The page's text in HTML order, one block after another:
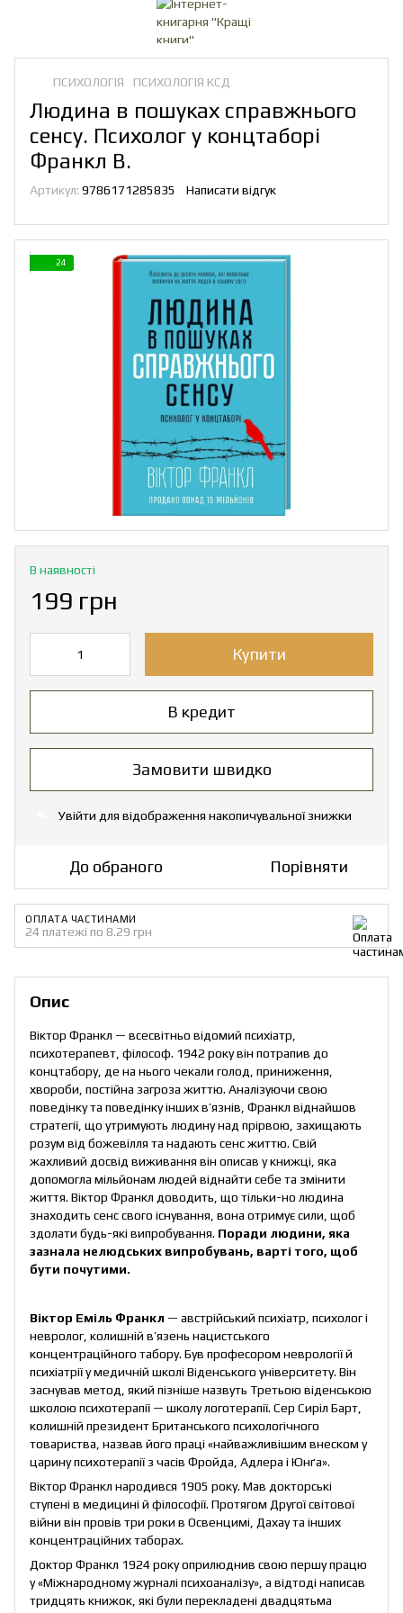
ПСИХОЛОГІЯ ПСИХОЛОГІЯ КСД
Людина в пошуках справжнього
сенсу. Психолог у концтаборі
Франкл В.
Артикул: 9786171285835 Написати відгук
24
В наявності
199 грн
Купити
В кредит
Замовити швидко
Увійти для відображення накопичувальної знижки
До обраного Порівняти
ОПЛАТА ЧАСТИНАМИ
24 платежі по 8.29 грн
Опис
Віктор Франкл — всесвітньо відомий психіатр,
психотерапевт, філософ. 1942 року він потрапив до
концтабору, де на нього чекали голод, приниження,
хвороби, постійна загроза життю. Аналізуючи свою
поведінку та поведінку інших в’язнів, Франкл віднайшов
стратегії, що утримують людину над прірвою, захищають
розум від божевілля та надають сенс життю. Свій
жахливий досвід виживання він описав у книжці, яка
допомогла мільйонам людей віднайти себе та змінити
життя. Віктор Франкл доводить, що тільки-но людина
знаходить сенс свого існування, вона отримує сили, щоб
здолати будь-які випробування. Поради людини, яка
зазнала нелюдських випробувань, варті того, щоб
бути почутими.
Віктор Еміль Франкл — австрійський психіатр, психолог і
невролог, колишній в’язень нацистського
концентраційного табору. Був професором неврології й
психіатрії у медичній школі Віденського університету. Він
заснував метод, який пізніше назвуть Третьою віденською
школою психотерапії — школу логотерапії. Сер Сиріл Барт,
колишній президент Британського психологічного
товариства, назвав його праці «найважливішим внеском у
царину психотерапії з часів Фройда, Адлера і Юнґа».
Віктор Франкл народився 1905 року. Мав докторські
ступені в медицині й філософії. Протягом Другої світової
війни він провів три роки в Освенцимі, Дахау та інших
концентраційних таборах.
Доктор Франкл 1924 року оприлюднив свою першу працю
у «Міжнародному журналі психоаналізу», а відтоді написав
тридцять книжок, які були перекладені двадцятьма